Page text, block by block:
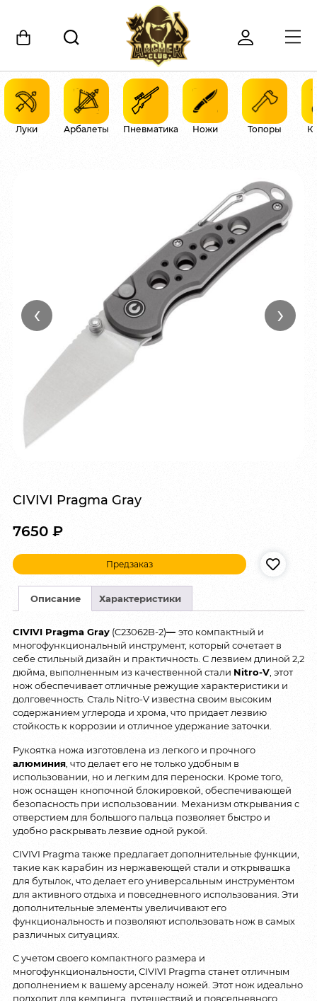
Луки Арбалеты Пневматика Ножи Топоры
‹ ›
CIVIVI Pragma Gray
7650 ₽
Предзаказ
Описание Характеристики
CIVIVI Pragma Gray (C23062B-2)— это компактный и
многофункциональный инструмент, который сочетает в
себе стильный дизайн и практичность. С лезвием длиной 2,2
дюйма, выполненным из качественной стали Nitro-V , этот
нож обеспечивает отличные режущие характеристики и
долговечность. Сталь Nitro-V известна своим высоким
содержанием углерода и хрома, что придает лезвию
стойкость к коррозии и отличное удержание заточки.
Рукоятка ножа изготовлена из легкого и прочного
алюминия , что делает его не только удобным в
использовании, но и легким для переноски. Кроме того,
нож оснащен кнопочной блокировкой, обеспечивающей
безопасность при использовании. Механизм открывания с
отверстием для большого пальца позволяет быстро и
удобно раскрывать лезвие одной рукой.
CIVIVI Pragma также предлагает дополнительные функции,
такие как карабин из нержавеющей стали и открывашка
для бутылок, что делает его универсальным инструментом
для активного отдыха и повседневного использования. Эти
дополнительные элементы увеличивают его
функциональность и позволяют использовать нож в самых
различных ситуациях.
С учетом своего компактного размера и
многофункциональности, CIVIVI Pragma станет отличным
дополнением к вашему арсеналу ножей. Этот нож идеально
подходит для кемпинга, путешествий и повседневного